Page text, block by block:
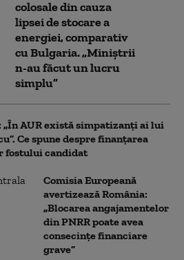
colosale din cauza
lipsei de stocare a
energiei, comparativ
cu Bulgaria. „Miniștrii
n-au făcut un lucru
simplu”
„În AUR există simpatizanți ai lui
Ce spune despre finanțarea
fostului candidat
Comisia Europeană
avertizează România:
„Blocarea angajamentelor
din PNRR poate avea
consecințe financiare
grave”